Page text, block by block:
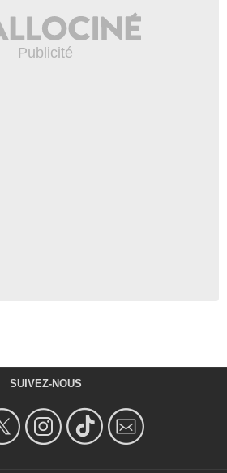
SUIVEZ-NOUS